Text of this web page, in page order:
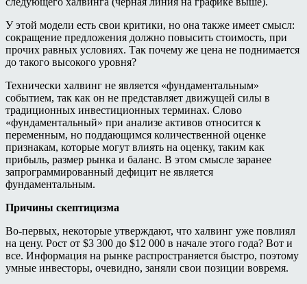
У этой модели есть свои критики, но она также имеет смысл:
сокращение предложения должно повысить стоимость, при
прочих равных условиях. Так почему же цена не поднимается
до такого высокого уровня?
Технически халвинг не является «фундаментальным»
событием, так как он не представляет движущей силы в
традиционных инвестиционных терминах. Слово
«фундаментальный» при анализе активов относится к
переменным, но поддающимся количественной оценке
признакам, которые могут влиять на оценку, таким как
прибыль, размер рынка и баланс. В этом смысле заранее
запрограммированный дефицит не является
фундаментальным.
Причины скептицизма
Во-первых, некоторые утверждают, что халвинг уже повлиял
на цену. Рост от $3 300 до $12 000 в начале этого года? Вот и
все. Информация на рынке распространяется быстро, поэтому
умные инвесторы, очевидно, заняли свои позиции вовремя.